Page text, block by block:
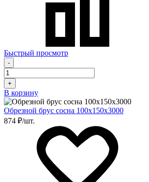
Быстрый просмотр
-
+
В корзину
Обрезной брус сосна 100х150х3000
874 ₽/шт.